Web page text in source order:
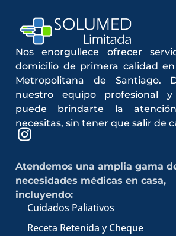
Nos enorgullece ofrecer
domicilio de primera calidad
Metropolitana de Santiago.
nuestro equipo profesional y
puede brindarte la
necesitas, sin tener que salir de
Atendemos una amplia gama
necesidades médicas en casa,
incluyendo:
Cuidados Paliativos
Receta Retenida y Cheque